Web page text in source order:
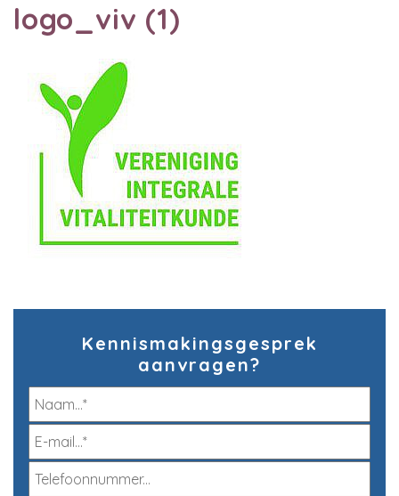
logo_viv (1)
Kennismakingsgesprek
aanvragen?